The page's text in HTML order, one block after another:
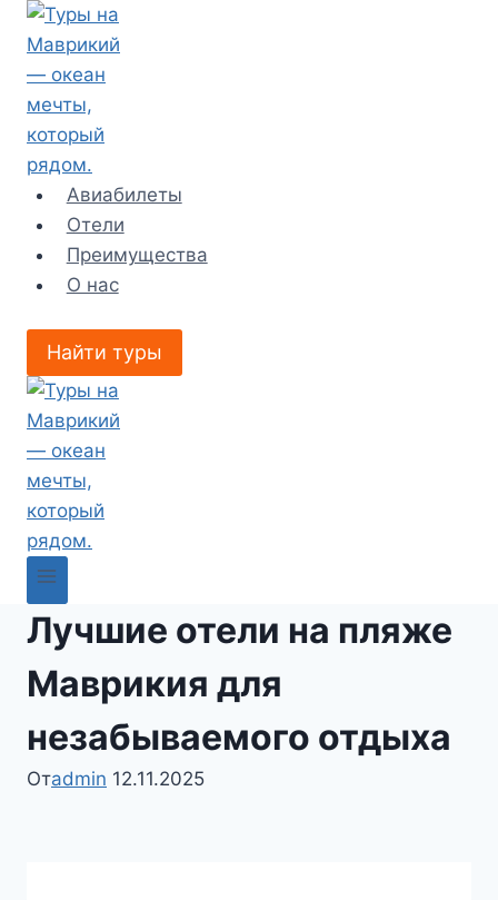
Перейти
содержимому
Авиабилеты
Отели
Преимущества
О нас
Найти туры
Лучшие отели на пляже
Маврикия для
незабываемого отдыха
Отadmin 12.11.2025